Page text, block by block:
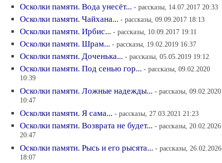
Осколки памяти. Вода унесёт... - рассказы, 14.07.2017 20:33
Осколки памяти. Чайхана... - рассказы, 09.09.2017 18:13
Осколки памяти. Ирбис... - рассказы, 10.09.2017 19:11
Осколки памяти. Шрам... - рассказы, 19.02.2019 16:37
Осколки памяти. Доченька... - рассказы, 05.05.2019 19:12
Осколки памяти. Под сенью гор... - рассказы, 09.02.2020
10:39
Осколки памяти. Ложные надежды... - рассказы, 09.02.2020
10:47
Осколки памяти. Я сама... - рассказы, 27.03.2021 21:23
Осколки памяти. Возврата не будет... - рассказы, 20.02.2026
20:47
Осколки памяти. Рысь и его рысята... - рассказы, 26.02.2026
18:07